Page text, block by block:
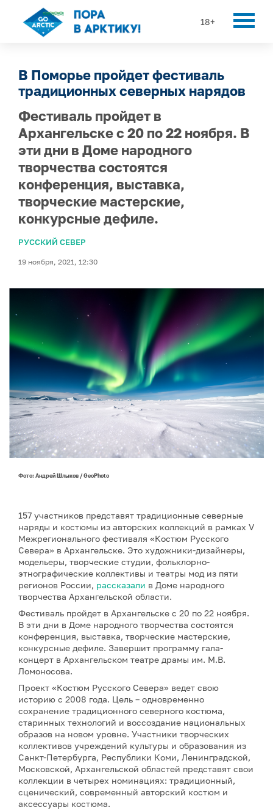
18+
В Поморье пройдет фестиваль
традиционных северных нарядов
Фестиваль пройдет в
Архангельске с 20 по 22 ноября. В
эти дни в Доме народного
творчества состоятся
конференция, выставка,
творческие мастерские,
конкурсные дефиле.
РУССКИЙ СЕВЕР
19 ноября, 2021, 12:30
Фото: Андрей Шлыков / GeoPhoto
157 участников представят традиционные северные
наряды и костюмы из авторских коллекций в рамках V
Межрегионального фестиваля «Костюм Русского
Севера» в Архангельске. Это художники-дизайнеры,
модельеры, творческие студии, фольклорно-
этнографические коллективы и театры мод из пяти
регионов России, рассказали в Доме народного
творчества Архангельской области.
Фестиваль пройдет в Архангельске с 20 по 22 ноября.
В эти дни в Доме народного творчества состоятся
конференция, выставка, творческие мастерские,
конкурсные дефиле. Завершит программу гала-
концерт в Архангельском театре драмы им. М.В.
Ломоносова.
Проект «Костюм Русского Севера» ведет свою
историю с 2008 года. Цель – одновременно
сохранение традиционного северного костюма,
старинных технологий и воссоздание национальных
образов на новом уровне. Участники творческих
коллективов учреждений культуры и образования из
Санкт-Петербурга, Республики Коми, Ленинградской,
Московской, Архангельской областей представят свои
коллекции в четырех номинациях: традиционный,
сценический, современный авторский костюм и
аксессуары костюма.